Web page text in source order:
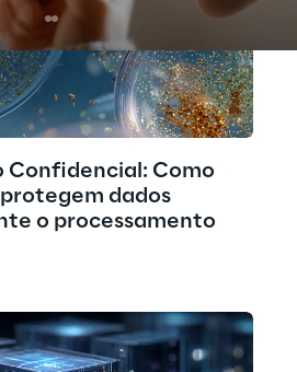
Confidencial: Como
dados
o processamento